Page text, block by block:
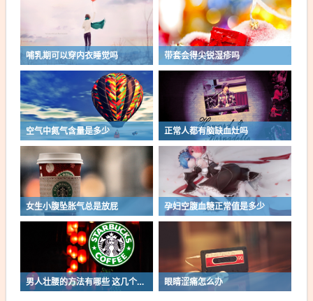
哺乳期可以穿内衣睡觉吗 带套会得尖锐湿疹吗
空气中氮气含量是多少 正常人都有脑缺血灶吗
女生小腹坠胀气总是放屁 孕妇空腹血糖正常值是多少
男人壮腰的方法有哪些 这几个技巧来帮忙 眼睛涩痛怎么办